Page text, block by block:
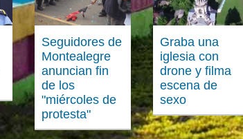
Seguidores de
Montealegre
anuncian fin
de los
"miércoles de
protesta"
Graba una
iglesia con
drone y filma
escena de
sexo